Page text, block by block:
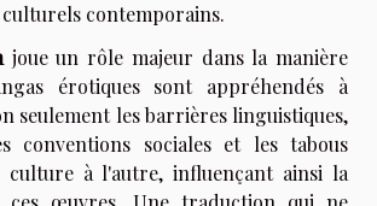
culturels contemporains.
joue un rôle majeur dans la manière
érotiques sont appréhendés à
seulement les barrières linguistiques,
conventions sociales et les tabous
culture à l'autre, influençant ainsi la